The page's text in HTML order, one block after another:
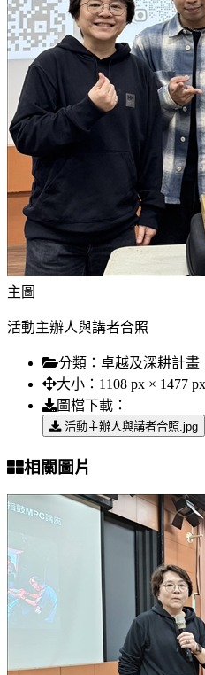
主圖
活動主辦人與講者合照
分類： 卓越及深耕計畫
大小： 1108 px × 1477
圖檔下載：
活動主辦人與講者合照.jpg
相關圖片